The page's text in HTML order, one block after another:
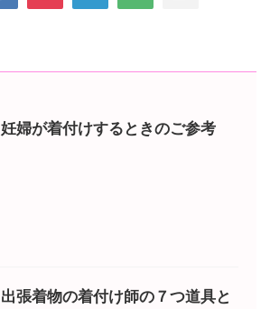
妊婦が着付けするときのご参考
出張着物の着付け師の７つ道具と